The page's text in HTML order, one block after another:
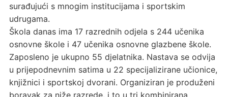
surađujući s mnogim institucijama i sportskim
udrugama.
Škola danas ima 17 razrednih odjela s 244 učenika
osnovne škole i 47 učenika osnovne glazbene škole.
Zaposleno je ukupno 55 djelatnika. Nastava se odvija
u prijepodnevnim satima u 22 specijalizirane učionice,
knjižnici i sportskoj dvorani. Organiziran je produženi
boravak za niže razrede, i to u tri kombinirana